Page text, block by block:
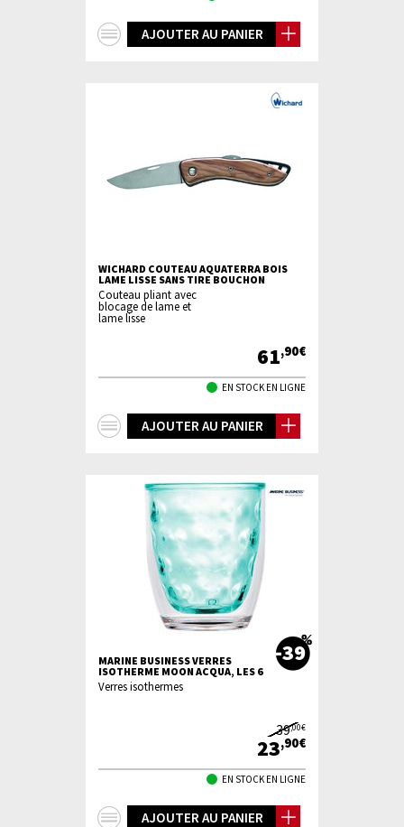
AJOUTER AU PANIER
WICHARD COUTEAU AQUATERRA BOIS
LAME LISSE SANS TIRE BOUCHON
Couteau pliant avec
blocage de lame et
lame lisse
61,90€
EN STOCK EN LIGNE
AJOUTER AU PANIER
MARINE BUSINESS VERRES
ISOTHERME MOON ACQUA, LES 6
-39
Verres isothermes
39,00€
23,90€
EN STOCK EN LIGNE
AJOUTER AU PANIER